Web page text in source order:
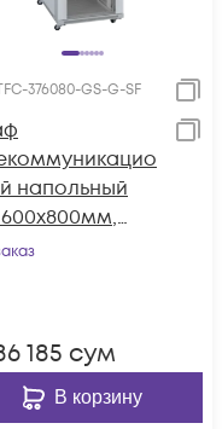
376080-GS-G-SF
напольный
600x800мм,
TFC (SNR-TFC-
185 сум
В корзину